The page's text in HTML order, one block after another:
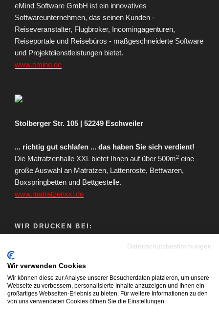
eMind Software GmbH ist ein innovatives
Softwareunternehmen, das seinen Kunden -
Reiseveranstalter, Flugbroker, Incomingagenturen,
Reiseportale und Reisebüros - maßgeschneiderte Software
und Projektdienstleistungen bietet.
www.emind.de
Stolberger Str. 105 | 52249 Eschweiler
... richtig gut schlafen ... das haben Sie sich verdient!
Die Matratzenhalle XXL bietet Ihnen auf über 500m2 eine
große Auswahl an Matratzen, Lattenroste, Bettwaren,
Boxspringbetten und Bettgestelle.
www.matratzenxxl.de
WIR DRUCKEN BEI:
Datenschutzbestimmungen
Wir verwenden Cookies
Wir können diese zur Analyse unserer Besucherdaten platzieren, um unsere
Webseite zu verbessern, personalisierte Inhalte anzuzeigen und Ihnen ein
großartiges Webseiten-Erlebnis zu bieten. Für weitere Informationen zu den
von uns verwendeten Cookies öffnen Sie die Einstellungen.